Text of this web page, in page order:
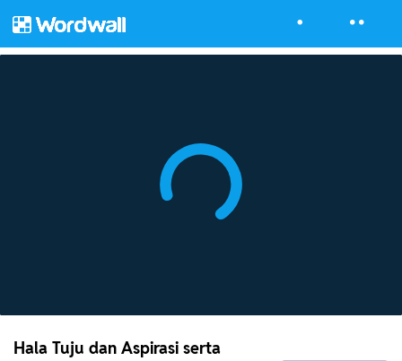
Hala Tuju dan Aspirasi serta